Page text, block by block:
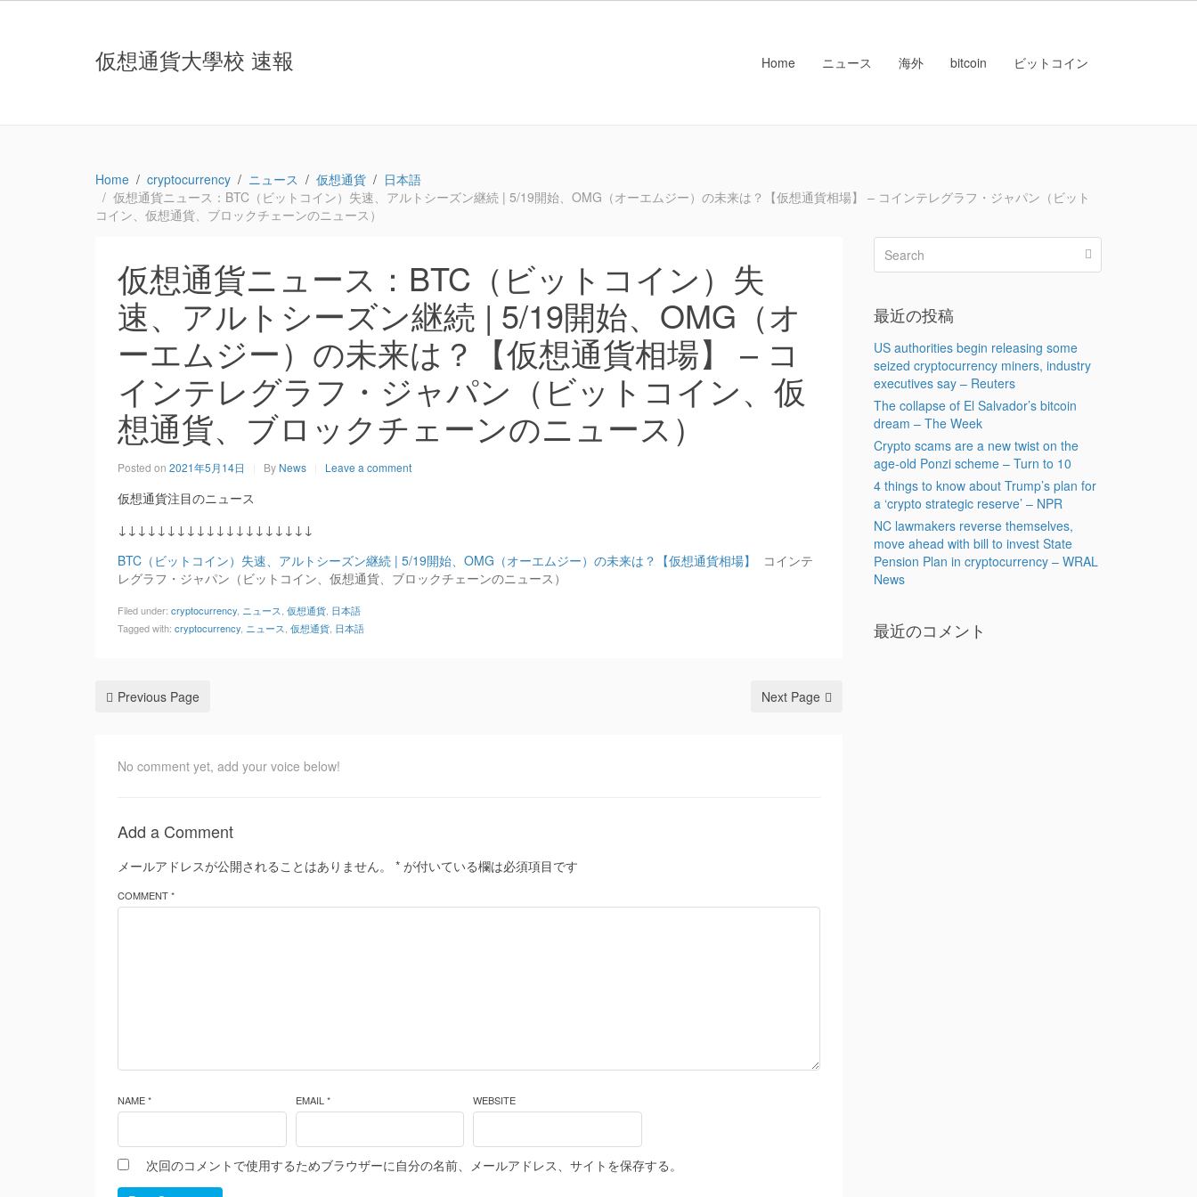
仮想通貨大學校 速報 Home ニュース 海外 bitcoin ビットコイン
Home cryptocurrency ニュース 仮想通貨
日本語
仮想通貨ニュース：BTC（ビットコイン）失速、アルトシーズン継続 | 5/19開始、OMG（オーエムジー）の未来は？【仮想通貨相場】 – コインテレグラフ・ジャパン（ビット
コイン、仮想通貨、ブロックチェーンのニュース）
仮想通貨ニュース：BTC（ビットコイン）失
速、アルトシーズン継続 | 5/19開始、OMG（オ
ーエムジー）の未来は？【仮想通貨相場】 – コ
インテレグラフ・ジャパン（ビットコイン、仮
想通貨、ブロックチェーンのニュース）
Posted on 2021年5月14日 By News Leave a comment
仮想通貨注目のニュース
↓↓↓↓↓↓↓↓↓↓↓↓↓↓↓↓↓↓↓↓
BTC（ビットコイン）失速、アルトシーズン継続 | 5/19開始、OMG（オーエムジー）の未来は？【仮想通貨相場】
コインテ
レグラフ・ジャパン（ビットコイン、仮想通貨、ブロックチェーンのニュース）
Filed under: cryptocurrency ニュース 仮想通貨 日本語
Tagged with: cryptocurrency ニュース 仮想通貨 日本語
Previous Page Next Page
No comment yet, add your voice below!
Add a Comment
メールアドレスが公開されることはありません。 * が付いている欄は必須項目です
COMMENT *
NAME * EMAIL * WEBSITE
次回のコメントで使用するためブラウザーに自分の名前、メールアドレス、サイトを保存する。
最近の投稿
US authorities begin releasing some
seized cryptocurrency miners, industry
executives say – Reuters
The collapse of El Salvador’s bitcoin
dream – The Week
Crypto scams are a new twist on the
age-old Ponzi scheme – Turn to 10
4 things to know about Trump’s plan for
a ‘crypto strategic reserve’ – NPR
NC lawmakers reverse themselves,
move ahead with bill to invest State
Pension Plan in cryptocurrency – WRAL
News
最近のコメント